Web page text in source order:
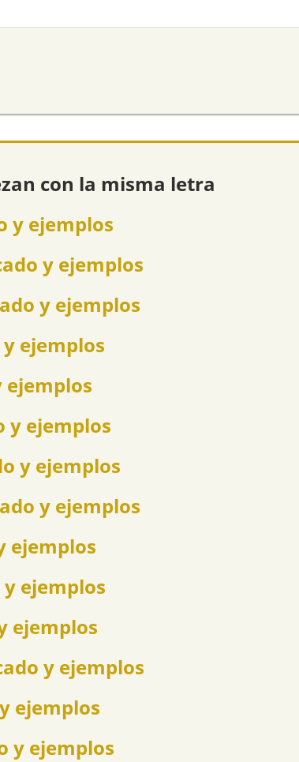
con la misma letra
y ejemplos
y ejemplos
y ejemplos
ejemplos
ejemplos
y ejemplos
y ejemplos
y ejemplos
ejemplos
ejemplos
ejemplos
y ejemplos
ejemplos
y ejemplos